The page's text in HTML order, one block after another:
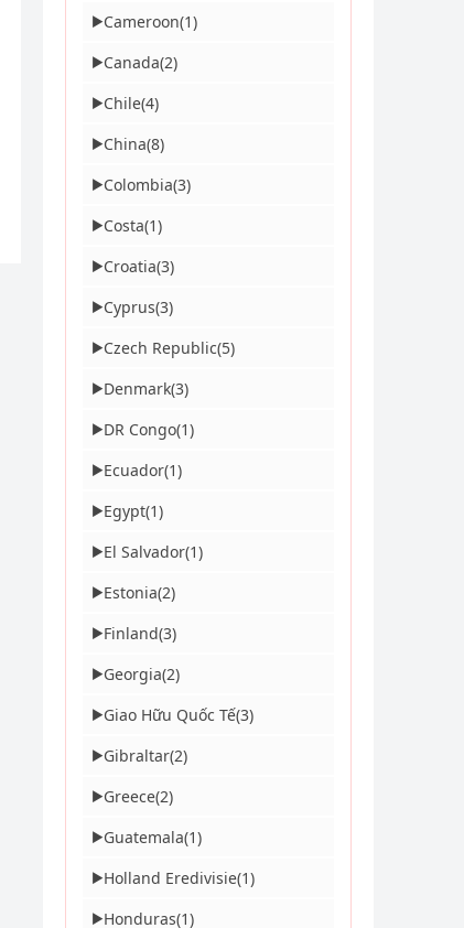
▶Cameroon(1)
▶Canada(2)
▶Chile(4)
▶China(8)
▶Colombia(3)
▶Costa(1)
▶Croatia(3)
▶Cyprus(3)
▶Czech Republic(5)
▶Denmark(3)
▶DR Congo(1)
▶Ecuador(1)
▶Egypt(1)
▶El Salvador(1)
▶Estonia(2)
▶Finland(3)
▶Georgia(2)
▶Giao Hữu Quốc Tế(3)
▶Gibraltar(2)
▶Greece(2)
▶Guatemala(1)
▶Holland Eredivisie(1)
▶Honduras(1)